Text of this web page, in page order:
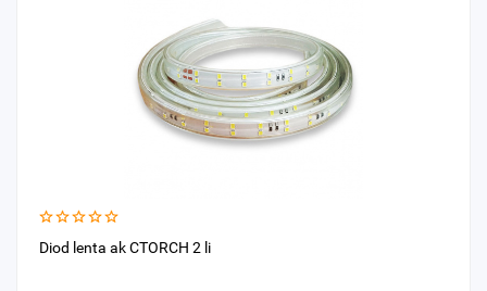
Diod lenta ak CTORCH 2 li